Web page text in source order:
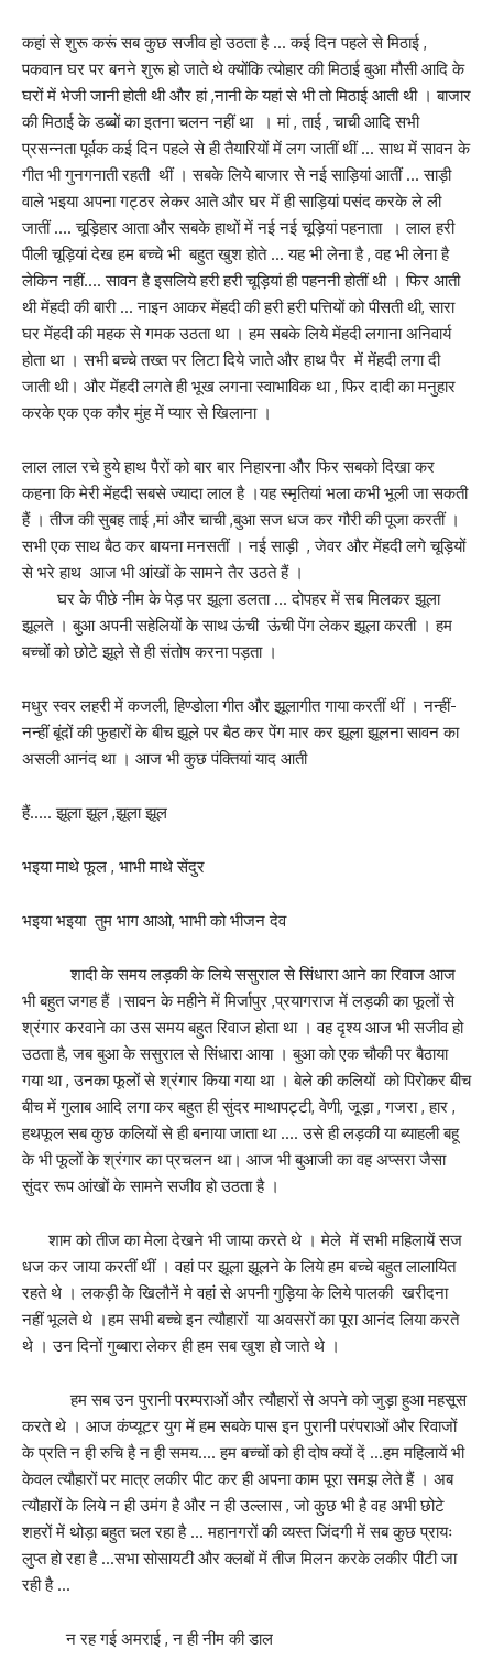
कहां से शुरू करूं सब कुछ सजीव हो उठता है … कई दिन पहले से मिठाई ,
पकवान घर पर बनने शुरू हो जाते थे क्योंकि त्योहार की मिठाई बुआ मौसी आदि के
घरों में भेजी जानी होती थी और हां ,नानी के यहां से भी तो मिठाई आती थी । बाजार
की मिठाई के डब्बों का इतना चलन नहीं था । मां , ताई , चाची आदि सभी
प्रसन्नता पूर्वक कई दिन पहले से ही तैयारियों में लग जातीं थीं … साथ में सावन के
गीत भी गुनगनाती रहती थीं । सबके लिये बाजार से नई साड़ियां आतीं … साड़ी
वाले भइया अपना गट्ठर लेकर आते और घर में ही साड़ियां पसंद करके ले ली
जातीं …. चूड़िहार आता और सबके हाथों में नई नई चूड़ियां पहनाता । लाल हरी
पीली चूड़ियां देख हम बच्चे भी बहुत खुश होते … यह भी लेना है , वह भी लेना है
लेकिन नहीं…. सावन है इसलिये हरी हरी चूड़ियां ही पहननी होतीं थी । फिर आती
थी मेंहदी की बारी … नाइन आकर मेंहदी की हरी हरी पत्तियों को पीसती थी, सारा
घर मेंहदी की महक से गमक उठता था । हम सबके लिये मेंहदी लगाना अनिवार्य
होता था । सभी बच्चे तख्त पर लिटा दिये जाते और हाथ पैर में मेंहदी लगा दी
जाती थी। और मेंहदी लगते ही भूख लगना स्वाभाविक था , फिर दादी का मनुहार
करके एक एक कौर मुंह में प्यार से खिलाना ।
लाल लाल रचे हुये हाथ पैरों को बार बार निहारना और फिर सबको दिखा कर
कहना कि मेरी मेंहदी सबसे ज्यादा लाल है ।यह स्मृतियां भला कभी भूली जा सकती
हैं । तीज की सुबह ताई ,मां और चाची ,बुआ सज धज कर गौरी की पूजा करतीं ।
सभी एक साथ बैठ कर बायना मनसतीं । नई साड़ी , जेवर और मेंहदी लगे चूड़ियों
से भरे हाथ आज भी आंखों के सामने तैर उठते हैं ।
घर के पीछे नीम के पेड़ पर झूला डलता … दोपहर में सब मिलकर झूला
झूलते । बुआ अपनी सहेलियों के साथ ऊंची ऊंची पेंग लेकर झूला करती । हम
बच्चों को छोटे झूले से ही संतोष करना पड़ता ।
मधुर स्वर लहरी में कजली, हिण्डोला गीत और झूलागीत गाया करतीं थीं । नन्हीं-
नन्हीं बूंदों की फुहारों के बीच झूले पर बैठ कर पेंग मार कर झूला झूलना सावन का
असली आनंद था । आज भी कुछ पंक्तियां याद आती
हैं….. झूला झूल ,झूला झूल
भइया माथे फूल , भाभी माथे सेंदुर
भइया भइया तुम भाग आओ, भाभी को भीजन देव
शादी के समय लड़की के लिये ससुराल से सिंधारा आने का रिवाज आज
भी बहुत जगह हैं ।सावन के महीने में मिर्जापुर ,प्रयागराज में लड़की का फूलों से
श्रंगार करवाने का उस समय बहुत रिवाज होता था । वह दृश्य आज भी सजीव हो
उठता है, जब बुआ के ससुराल से सिंधारा आया । बुआ को एक चौकी पर बैठाया
गया था , उनका फूलों से श्रंगार किया गया था । बेले की कलियों को पिरोकर बीच
बीच में गुलाब आदि लगा कर बहुत ही सुंदर माथापट्टी, वेणी, जूड़ा , गजरा , हार ,
हथफूल सब कुछ कलियों से ही बनाया जाता था …. उसे ही लड़की या ब्याहली बहू
के भी फूलों के श्रंगार का प्रचलन था। आज भी बुआजी का वह अप्सरा जैसा
सुंदर रूप आंखों के सामने सजीव हो उठता है ।
शाम को तीज का मेला देखने भी जाया करते थे । मेले में सभी महिलायें सज
धज कर जाया करतीं थीं । वहां पर झूला झूलने के लिये हम बच्चे बहुत लालायित
रहते थे । लकड़ी के खिलौनें मे वहां से अपनी गुड़िया के लिये पालकी खरीदना
नहीं भूलते थे ।हम सभी बच्चे इन त्यौहारों या अवसरों का पूरा आनंद लिया करते
थे । उन दिनों गुब्बारा लेकर ही हम सब खुश हो जाते थे ।
हम सब उन पुरानी परम्पराओं और त्यौहारों से अपने को जुड़ा हुआ महसूस
करते थे । आज कंप्यूटर युग में हम सबके पास इन पुरानी परंपराओं और रिवाजों
के प्रति न ही रुचि है न ही समय…. हम बच्चों को ही दोष क्यों दें …हम महिलायें भी
केवल त्यौहारों पर मात्र लकीर पीट कर ही अपना काम पूरा समझ लेते हैं । अब
त्यौहारों के लिये न ही उमंग है और न ही उल्लास , जो कुछ भी है वह अभी छोटे
शहरों में थोड़ा बहुत चल रहा है … महानगरों की व्यस्त जिंदगी में सब कुछ प्रायः
लुप्त हो रहा है …सभा सोसायटी और क्लबों में तीज मिलन करके लकीर पीटी जा
रही है …
न रह गई अमराई , न ही नीम की डाल